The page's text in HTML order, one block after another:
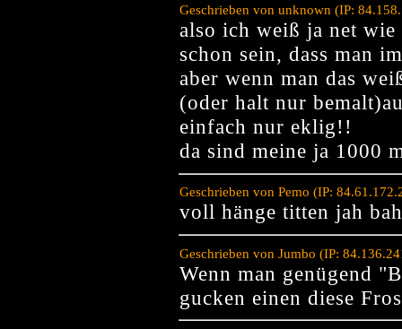
Geschrieben von unknown (IP:
also ich weiß ja net wie
schon sein, dass man
aber wenn man das
(oder halt nur
einfach nur eklig!!
da sind meine ja 1000
Geschrieben von Pemo (IP:
voll hänge titten jah bah
Geschrieben von Jumbo (IP:
Wenn man genügend
gucken einen diese